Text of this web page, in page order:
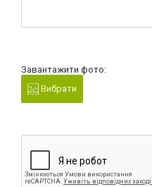
Завантажити фото:
Вибрати